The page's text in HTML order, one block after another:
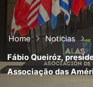
Home
Noticias
Fábio Queiróz,
Associação das